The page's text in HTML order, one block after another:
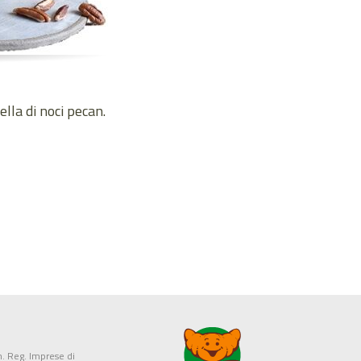
di noci pecan.
Reg. Imprese di